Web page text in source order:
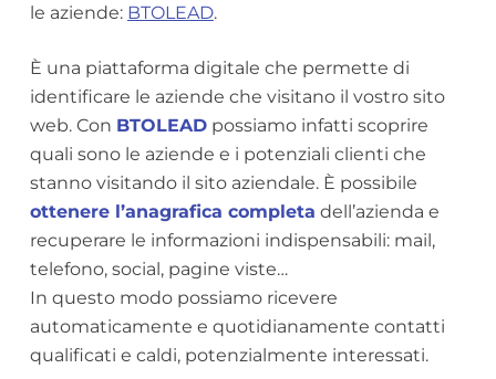
le aziende: BTOLEAD.
È una piattaforma digitale che permette di
identificare le aziende che visitano il vostro sito
web. Con BTOLEADpossiamo infatti scoprire
quali sono le aziende e i potenziali clienti che
stanno visitando il sito aziendale. È possibile
ottenere l’anagrafica completa dell’azienda e
recuperare le informazioni indispensabili: mail,
telefono, social, pagine viste…
In questo modo possiamo ricevere
automaticamente e quotidianamente contatti
qualificati e caldi, potenzialmente interessati.